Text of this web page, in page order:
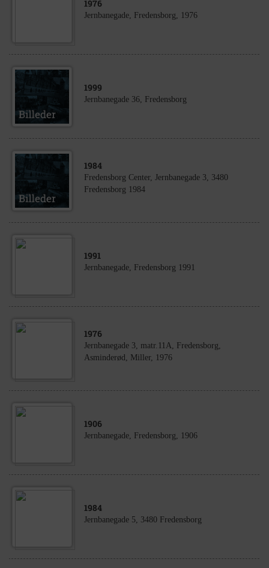
1976
Jernbanegade, Fredensborg, 1976
1999
Jernbanegade 36, Fredensborg
1984
Fredensborg Center, Jernbanegade 3, 3480
Fredensborg 1984
1991
Jernbanegade, Fredensborg 1991
1976
Jernbanegade 3, matr.11A, Fredensborg,
Asminderød, Miller, 1976
1906
Jernbanegade, Fredensborg, 1906
1984
Jernbanegade 5, 3480 Fredensborg